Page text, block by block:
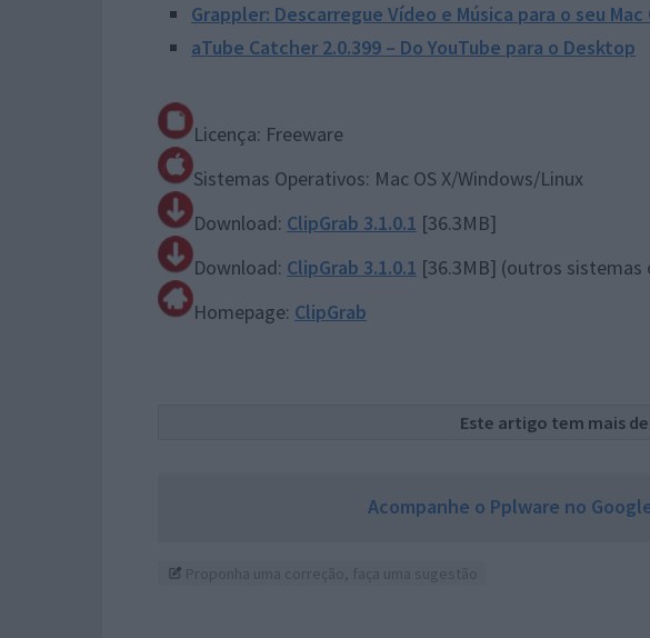
Grappler: Descarregue Vídeo e Música para o seu Mac
aTube Catcher 2.0.399 – Do YouTube para o Desktop
Licença: Freeware
Sistemas Operativos: Mac OS X/Windows/Linux
Download: ClipGrab 3.1.0.1 [36.3MB]
Download: ClipGrab 3.1.0.1 [36.3MB] (outros sistemas
Homepage: ClipGrab
Este artigo tem mais
Acompanhe o Pplware no